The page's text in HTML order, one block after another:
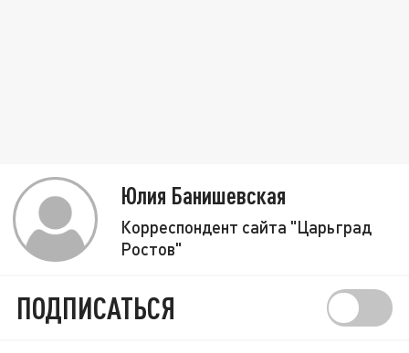
Юлия Банишевская
Корреспондент сайта "Царьград
Ростов"
ПОДПИСАТЬСЯ